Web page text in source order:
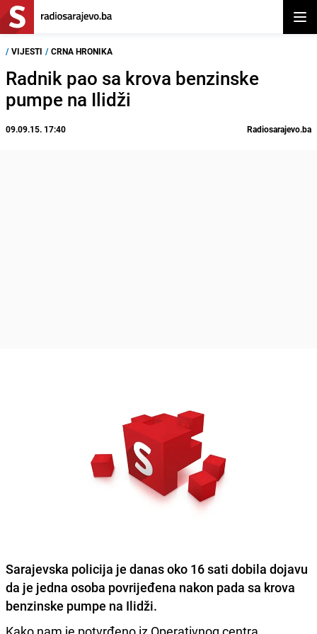
/ VIJESTI / CRNA HRONIKA
Radnik pao sa krova benzinske
pumpe na Ilidži
09.09.15. 17:40 Radiosarajevo.ba
Sarajevska policija je danas oko 16 sati dobila dojavu
da je jedna osoba povrijeđena nakon pada sa krova
benzinske pumpe na Ilidži.